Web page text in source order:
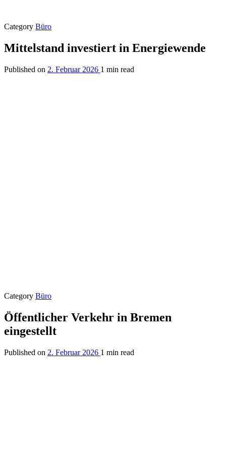
Category Büro
Mittelstand investiert in Energiewende
Published on 2. Februar 2026 1 min read
Category Büro
Öffentlicher Verkehr in Bremen
eingestellt
Published on 2. Februar 2026 1 min read